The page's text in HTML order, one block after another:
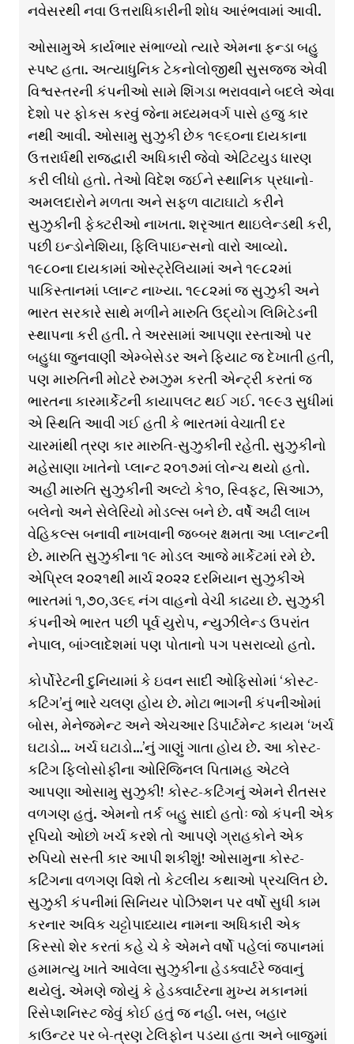
નવેસરથી નવા ઉત્તરાધિકારીની શોધ આરંભવામાં આવી.
ઓસામુએ કાર્યભાર સંભાળ્યો ત્યારે એમના ફન્ડા બહુ
સ્પષ્ટ હતા. અત્યાધુનિક ટેકનોલોજીથી સુસજ્જ એવી
વિશ્વસ્તરની કંપનીઓ સામે શિંગડા ભરાવવાને બદલે એવા
દેશો પર ફોકસ કરવું જેના મધ્યમવર્ગ પાસે હજુ કાર
નથી આવી. ઓસામુ સુઝુકી છેક ૧૯૬૦ના દાયકાના
ઉત્તરાર્ધથી રાજદ્વારી અધિકારી જેવો એટિટયુડ ધારણ
કરી લીધો હતો. તેઓ વિદેશ જઈને સ્થાનિક પ્રધાનો-
અમલદારોને મળતા અને સફળ વાટાઘાટો કરીને
સુઝુકીની ફેક્ટરીઓ નાખતા. શરૃઆત થાઇલેન્ડથી કરી,
પછી ઇન્ડોનેશિયા, ફિલિપાઇન્સનો વારો આવ્યો.
૧૯૮૦ના દાયકામાં ઓસ્ટ્રેલિયામાં અને ૧૯૮૨માં
પાકિસ્તાનમાં પ્લાન્ટ નાખ્યા. ૧૯૮૨માં જ સુઝુકી અને
ભારત સરકારે સાથે મળીને મારુતિ ઉદ્યોગ લિમિટેડની
સ્થાપના કરી હતી. તે અરસામાં આપણા રસ્તાઓ પર
બહુધા જુનવાણી એમ્બેસેડર અને ફિયાટ જ દેખાતી હતી,
પણ મારુતિની મોટરે રુમઝુમ કરતી એન્ટ્રી કરતાં જ
ભારતના કારમાર્કેટની કાયાપલટ થઈ ગઈ. ૧૯૯૩ સુધીમાં
એ સ્થિતિ આવી ગઈ હતી કે ભારતમાં વેચાતી દર
ચારમાંથી ત્રણ કાર મારુતિ-સુઝુકીની રહેતી. સુઝુકીનો
મહેસાણા ખાતેનો પ્લાન્ટ ૨૦૧૭માં લોન્ચ થયો હતો.
અહીં મારુતિ સુઝુકીની અલ્ટો કે૧૦, સ્વિફ્ટ, સિઆઝ,
બલેનો અને સેલેરિયો મોડલ્સ બને છે. વર્ષે અઢી લાખ
વેહિકલ્સ બનાવી નાખવાની જબ્બર ક્ષમતા આ પ્લાન્ટની
છે. મારુતિ સુઝુકીના ૧૯ મોડલ આજે માર્કેટમાં રમે છે.
એપ્રિલ ૨૦૨૧થી માર્ચ ૨૦૨૨ દરમિયાન સુઝુકીએ
ભારતમાં ૧,૭૦,૩૯૬ નંગ વાહનો વેચી કાઢયા છે. સુઝુકી
કંપનીએ ભારત પછી પૂર્વ યુરોપ, ન્યુઝીલેન્ડ ઉપરાંત
નેપાલ, બાંગ્લાદેશમાં પણ પોતાનો પગ પસરાવ્યો હતો.
કોર્પોરેટની દુનિયામાં કે ઇવન સાદી ઓફિસોમાં ‘કોસ્ટ-
કટિંગ’નું ભારે ચલણ હોય છે. મોટા ભાગની કંપનીઓમાં
બોસ, મેનેજમેન્ટ અને એચઆર ડિપાર્ટમેન્ટ કાયમ ‘ખર્ચ
ઘટાડો… ખર્ચ ઘટાડો…’નું ગાણું ગાતા હોય છે. આ કોસ્ટ-
કટિંગ ફિલોસોફીના ઓરિજિનલ પિતામહ એટલે
આપણા ઓસામુ સુઝુકી! કોસ્ટ-કટિંગનું એમને રીતસર
વળગણ હતું. એમનો તર્ક બહુ સાદો હતોઃ જો કંપની એક
રૃપિયો ઓછો ખર્ચ કરશે તો આપણે ગ્રાહકોને એક
રુપિયો સસ્તી કાર આપી શકીશું! ઓસામુના કોસ્ટ-
કટિંગના વળગણ વિશે તો કેટલીય કથાઓ પ્રચલિત છે.
સુઝુકી કંપનીમાં સિનિયર પોઝિશન પર વર્ષો સુધી કામ
કરનાર અવિક ચટ્ટોપાધ્યાય નામના અધિકારી એક
કિસ્સો શેર કરતાં કહે ચે કે એમને વર્ષો પહેલાં જપાનમાં
હમામત્યુ ખાતે આવેલા સુઝુકીના હેડક્વાર્ટરે જવાનું
થયેલું. એમણે જોયું કે હેડક્વાર્ટરના મુખ્ય મકાનમાં
રિસેપ્શનિસ્ટ જેવું કોઈ હતું જ નહીં. બસ, બહાર
કાઉન્ટર પર બે-ત્રણ ટેલિફોન પડયા હતા અને બાજુમાં